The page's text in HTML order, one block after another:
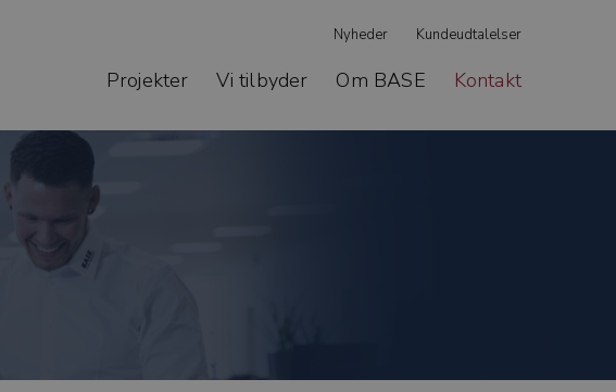
Nyheder Kundeudtalelser
Projekter Vi tilbyder Om BASE Kontakt